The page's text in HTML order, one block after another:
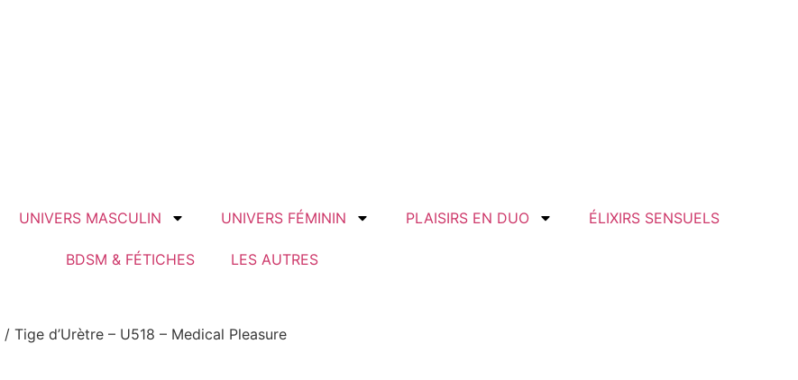
UNIVERS MASCULIN UNIVERS FÉMININ PLAISIRS EN DUO ÉLIXIRS SENSUELS
BDSM & FÉTICHES LES AUTRES
/ Tige d’Urètre – U518 – Medical Pleasure